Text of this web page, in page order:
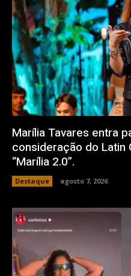
Marília Tavares entra
consideração do
“Marília 2.0”.
Destaque agosto 7, 2026